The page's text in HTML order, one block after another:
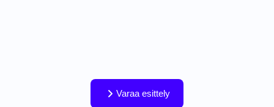
Varaa esittely